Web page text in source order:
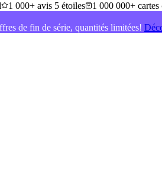
1 000+ avis 5 étoiles 1 000 000+ cartes
de fin de série, quantités limitées!